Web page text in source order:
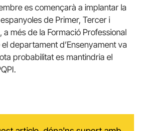
es començarà a implantar la
de Primer, Tercer i
a més de la Formació Professional
departament d’Ensenyament va
probabilitat es mantindria el